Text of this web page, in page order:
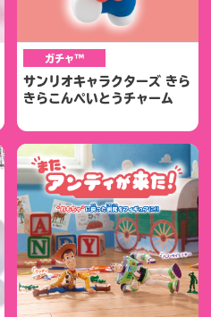
ガチャ™
サンリオキャラクターズ きら
きらこんぺいとうチャーム